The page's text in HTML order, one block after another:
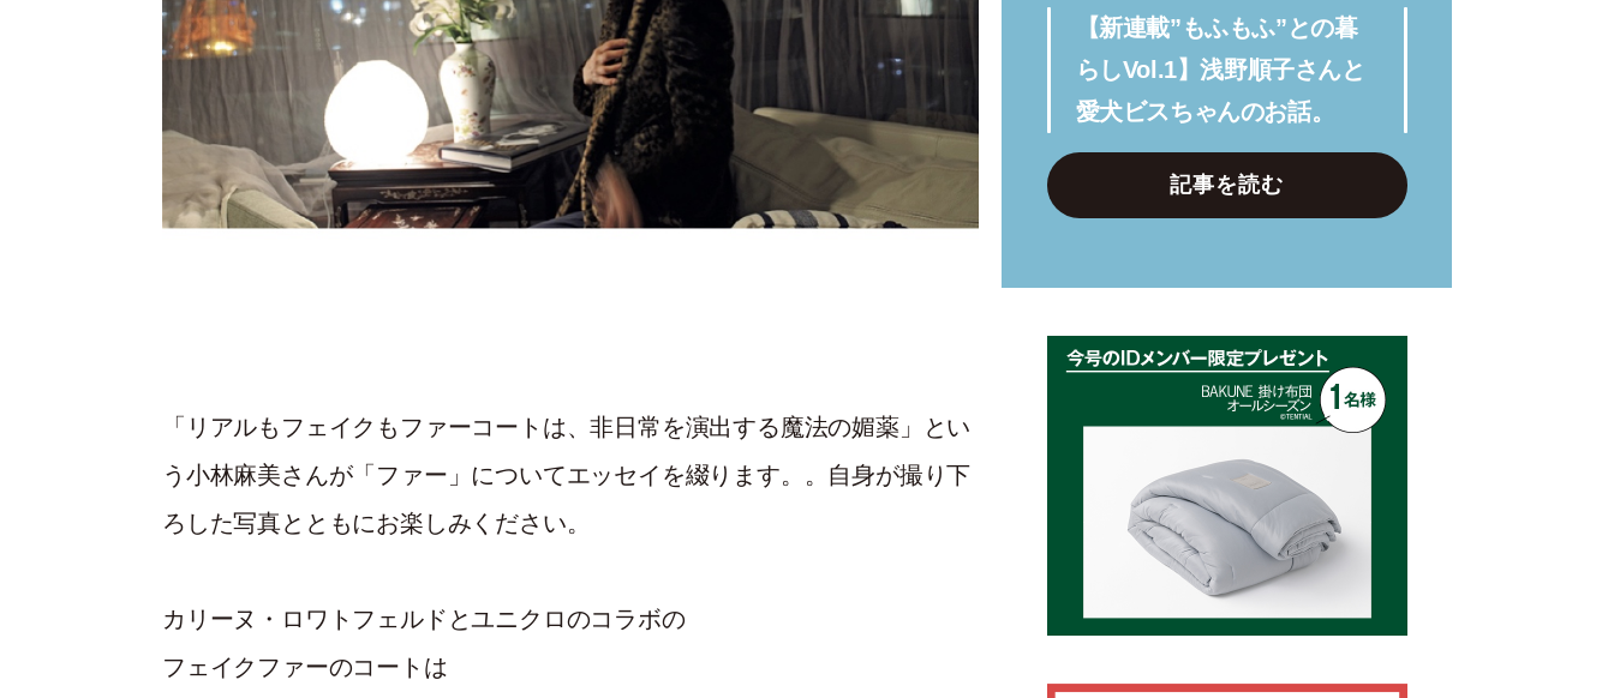
「リアルもフェイクもファーコートは、非日常を演出する魔法の媚薬」とい
う小林麻美さんが「ファー」についてエッセイを綴ります。。自身が撮り下
ろした写真とともにお楽しみください。
カリーヌ・ロワトフェルドとユニクロのコラボの
フェイクファーのコートは
【新連載”もふもふ”との暮
らしVol.1】浅野順子さんと
愛犬ビスちゃんのお話。
記事を読む